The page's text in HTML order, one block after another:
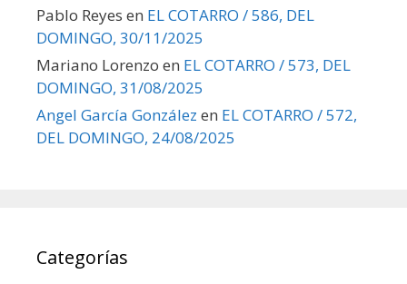
Pablo Reyes en EL COTARRO / 586, DEL
DOMINGO, 30/11/2025
Mariano Lorenzo en EL COTARRO / 573, DEL
DOMINGO, 31/08/2025
Angel García González en EL COTARRO / 572,
DEL DOMINGO, 24/08/2025
Categorías